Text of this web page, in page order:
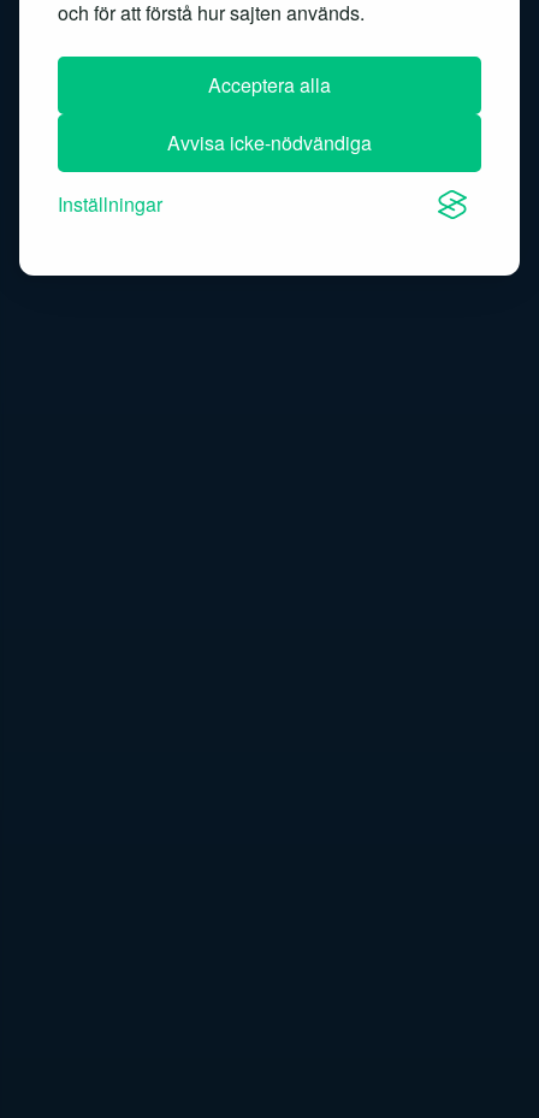
och för att förstå hur sajten används.
Acceptera alla
Avvisa icke-nödvändiga
Inställningar